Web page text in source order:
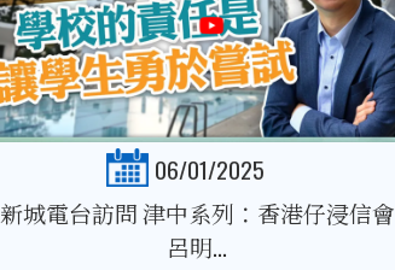
06/01/2025
新城電台訪問 津中系列：香港仔浸信會
呂明...